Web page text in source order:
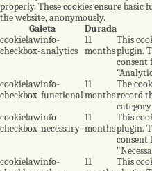
properly. These cookies ensure
the website, anonymously.
Galeta
Durada
cookielawinfo-
checkbox-analytics
11
months
This
plugin.
consent
cookielawinfo-
checkbox-functional
11
months
The
record
cookielawinfo-
checkbox-necessary
11
months
This
plugin.
consent
cookielawinfo-
11
This